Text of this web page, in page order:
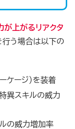
が上がるリアクタ
行う場合は以下の
ケージ）を装着
異スキルの威力
ルの威力増加率